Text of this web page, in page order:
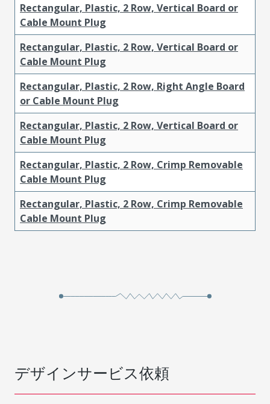
Rectangular, Plastic, 2 Row, Vertical Board or
Cable Mount Plug
Rectangular, Plastic, 2 Row, Vertical Board or
Cable Mount Plug
Rectangular, Plastic, 2 Row, Right Angle Board
or Cable Mount Plug
Rectangular, Plastic, 2 Row, Vertical Board or
Cable Mount Plug
Rectangular, Plastic, 2 Row, Crimp Removable
Cable Mount Plug
Rectangular, Plastic, 2 Row, Crimp Removable
Cable Mount Plug
デザインサービス依頼